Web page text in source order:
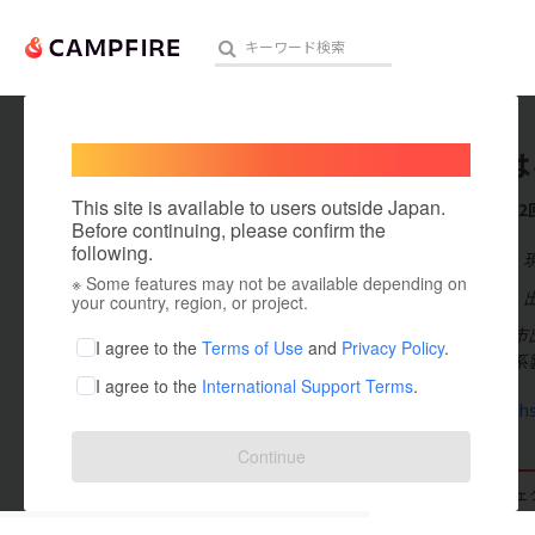
人気のプロジェクト 注目の
アート・写真
テクノロジー・ガジェット
映像・映画
ビジネス・起業
まちづくり・地域活性化
This site is available to users outside Japan.
Before continuing, please confirm the
following.
※ Some features may not be available depending on
your country, region, or project.
I agree to the Terms of Use and Privacy Policy.
I agree to the International Support Terms.
Continue
うい ち
これまでに2
出身国：日本
栃木県宇都宮
卒業後、外資
プロジ